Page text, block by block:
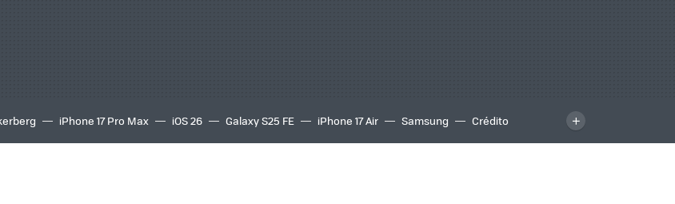
iPhone 17 Pro Max iOS 26 Galaxy S25 FE iPhone 17 Air Samsung
Crédito